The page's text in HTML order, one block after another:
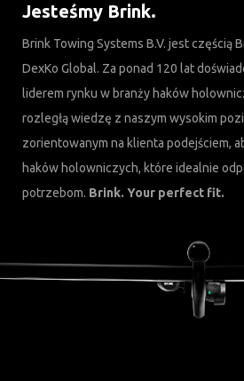
Jesteśmy Brink.
Brink Towing Systems B.V. jest częścią
DexKo Global. Za ponad 120 lat
liderem rynku w branży haków
rozległą wiedzę z naszym wysokim
zorientowanym na klienta podejściem,
haków holowniczych, które idealnie
potrzebom. Brink. Your perfect fit.